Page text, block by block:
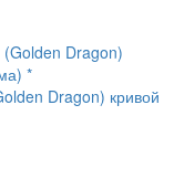
Dragon) кривой